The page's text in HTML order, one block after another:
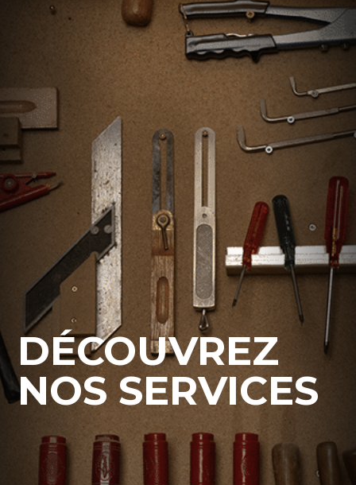
DÉCOUVREZ
NOS SERVICES